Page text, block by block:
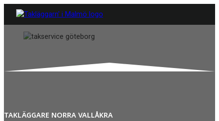
TAKLÄGGARE NORRA VALLÅKRA